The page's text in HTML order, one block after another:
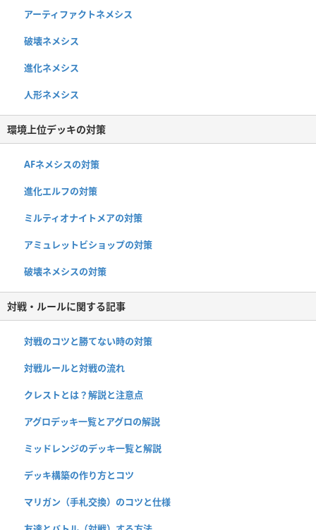
アーティファクトネメシス
破壊ネメシス
進化ネメシス
人形ネメシス
環境上位デッキの対策
AFネメシスの対策
進化エルフの対策
ミルティオナイトメアの対策
アミュレットビショップの対策
破壊ネメシスの対策
対戦・ルールに関する記事
対戦のコツと勝てない時の対策
対戦ルールと対戦の流れ
クレストとは？解説と注意点
アグロデッキ一覧とアグロの解説
ミッドレンジのデッキ一覧と解説
デッキ構築の作り方とコツ
マリガン（手札交換）のコツと仕様